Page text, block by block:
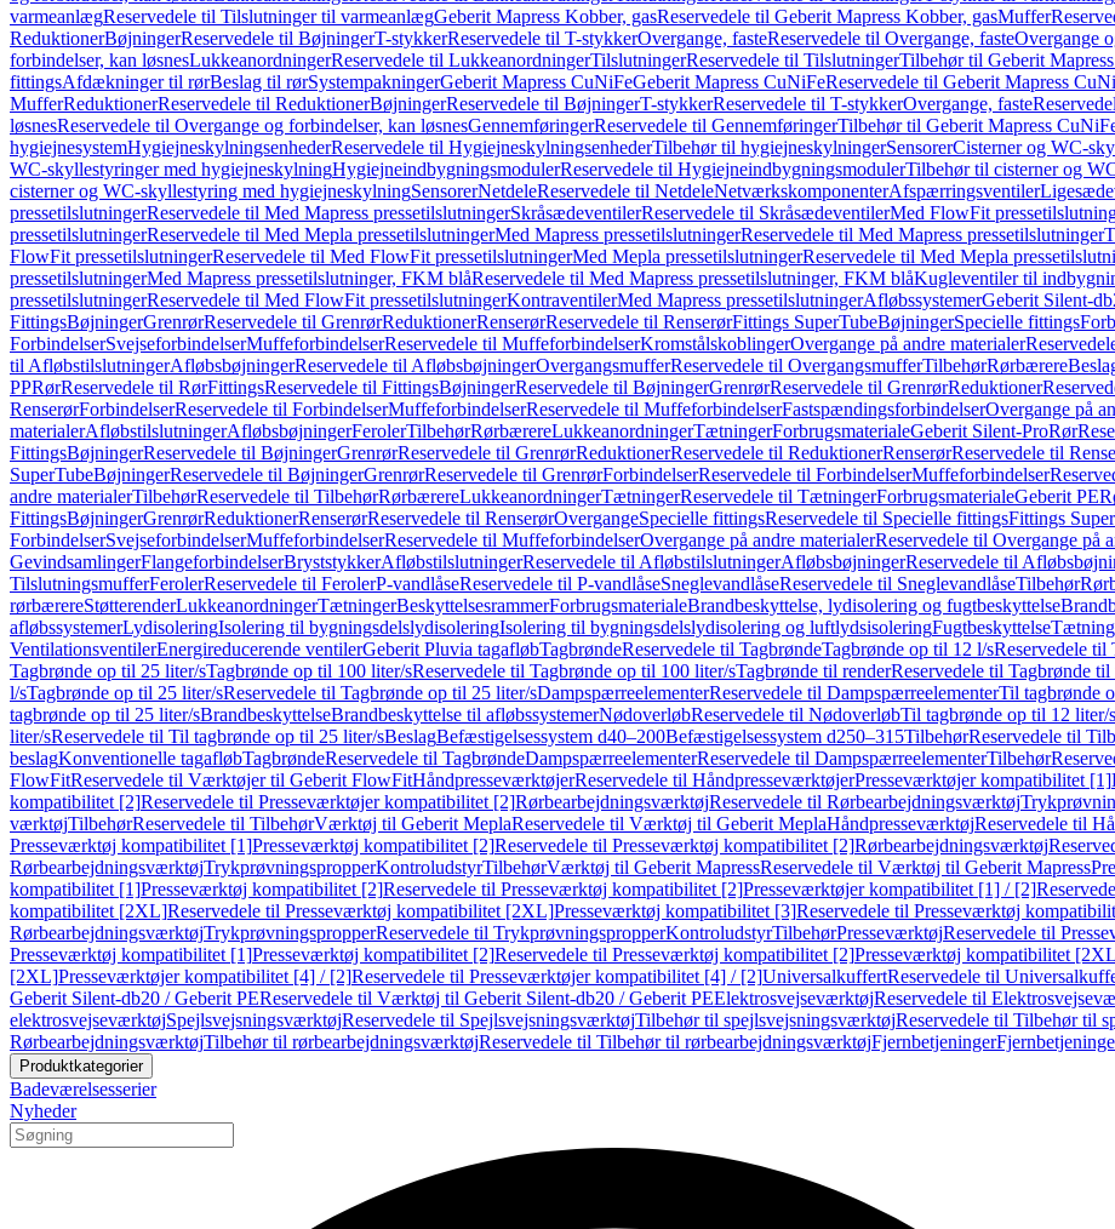
varmeanlægReservedele til Tilslutninger til varmeanlægGeberit Mapress Kobber, gasReservedele til Geberit Mapress Kobber, gasMuffer
ReduktionerBøjningerReservedele til BøjningerT-stykkerReservedele til T-stykkerOvergange, fasteReservedele til Overgange, fasteOvergange
forbindelser, kan løsnesLukkeanordningerReservedele til LukkeanordningerTilslutningerReservedele til TilslutningerTilbehør til Geberit
fittingsAfdækninger til rørBeslag til rørSystempakningerGeberit Mapress CuNiFeGeberit Mapress CuNiFeReservedele til Geberit Mapress
MufferReduktionerReservedele til ReduktionerBøjningerReservedele til BøjningerT-stykkerReservedele til T-stykkerOvergange, faste
løsnesReservedele til Overgange og forbindelser, kan løsnesGennemføringerReservedele til GennemføringerTilbehør til Geberit Mapress
hygiejnesystemHygiejneskylningsenhederReservedele til HygiejneskylningsenhederTilbehør til hygiejneskylningerSensorerCisterner og WC-
WC-skyllestyringer med hygiejneskylningHygiejneindbygningsmodulerReservedele til HygiejneindbygningsmodulerTilbehør til cisterner og
cisterner og WC-skyllestyring med hygiejneskylningSensorerNetdeleReservedele til NetdeleNetværkskomponenterAfspærringsventiler
pressetilslutningerReservedele til Med Mapress pressetilslutningerSkråsædeventilerReservedele til SkråsædeventilerMed FlowFit
pressetilslutningerReservedele til Med Mepla pressetilslutningerMed Mapress pressetilslutningerReservedele til Med Mapress pressetilslutninger
FlowFit pressetilslutningerReservedele til Med FlowFit pressetilslutningerMed Mepla pressetilslutningerReservedele til Med Mepla
pressetilslutningerMed Mapress pressetilslutninger, FKM blåReservedele til Med Mapress pressetilslutninger, FKM blåKugleventiler til
pressetilslutningerReservedele til Med FlowFit pressetilslutningerKontraventilerMed Mapress pressetilslutningerAfløbssystemerGeberit Silent-
FittingsBøjningerGrenrørReservedele til GrenrørReduktionerRenserørReservedele til RenserørFittings SuperTubeBøjningerSpecielle fittings
ForbindelserSvejseforbindelserMuffeforbindelserReservedele til MuffeforbindelserKromstålskoblingerOvergange på andre materialer
til AfløbstilslutningerAfløbsbøjningerReservedele til AfløbsbøjningerOvergangsmufferReservedele til OvergangsmufferTilbehørRørbærere
PPRørReservedele til RørFittingsReservedele til FittingsBøjningerReservedele til BøjningerGrenrørReservedele til GrenrørReduktioner
RenserørForbindelserReservedele til ForbindelserMuffeforbindelserReservedele til MuffeforbindelserFastspændingsforbindelserOvergange på
materialerAfløbstilslutningerAfløbsbøjningerFerolerTilbehørRørbærereLukkeanordningerTætningerForbrugsmaterialeGeberit Silent-ProRør
FittingsBøjningerReservedele til BøjningerGrenrørReservedele til GrenrørReduktionerReservedele til ReduktionerRenserørReservedele til
SuperTubeBøjningerReservedele til BøjningerGrenrørReservedele til GrenrørForbindelserReservedele til ForbindelserMuffeforbindelser
andre materialerTilbehørReservedele til TilbehørRørbærereLukkeanordningerTætningerReservedele til TætningerForbrugsmaterialeGeberit PE
FittingsBøjningerGrenrørReduktionerRenserørReservedele til RenserørOvergangeSpecielle fittingsReservedele til Specielle fittingsFittings
ForbindelserSvejseforbindelserMuffeforbindelserReservedele til MuffeforbindelserOvergange på andre materialerReservedele til Overgange på
GevindsamlingerFlangeforbindelserBryststykkerAfløbstilslutningerReservedele til AfløbstilslutningerAfløbsbøjningerReservedele til
TilslutningsmufferFerolerReservedele til FerolerP-vandlåseReservedele til P-vandlåseSneglevandlåseReservedele til SneglevandlåseTilbehør
rørbærereStøtterenderLukkeanordningerTætningerBeskyttelsesrammerForbrugsmaterialeBrandbeskyttelse, lydisolering og fugtbeskyttelse
afløbssystemerLydisoleringIsolering til bygningsdelslydisoleringIsolering til bygningsdelslydisolering og luftlydsisoleringFugtbeskyttelse
VentilationsventilerEnergireducerende ventilerGeberit Pluvia tagafløbTagbrøndeReservedele til TagbrøndeTagbrønde op til 12 l/sReservedele til
Tagbrønde op til 25 liter/sTagbrønde op til 100 liter/sReservedele til Tagbrønde op til 100 liter/sTagbrønde til renderReservedele til Tagbrønde til
l/sTagbrønde op til 25 liter/sReservedele til Tagbrønde op til 25 liter/sDampspærreelementerReservedele til DampspærreelementerTil tagbrønde
tagbrønde op til 25 liter/sBrandbeskyttelseBrandbeskyttelse til afløbssystemerNødoverløbReservedele til NødoverløbTil tagbrønde op til 12 liter/s
liter/sReservedele til Til tagbrønde op til 25 liter/sBeslagBefæstigelsessystem d40–200Befæstigelsessystem d250–315TilbehørReservedele til
beslagKonventionelle tagafløbTagbrøndeReservedele til TagbrøndeDampspærreelementerReservedele til DampspærreelementerTilbehør
FlowFitReservedele til Værktøjer til Geberit FlowFitHåndpresseværktøjerReservedele til HåndpresseværktøjerPresseværktøjer kompatibilitet [1]
kompatibilitet [2]Reservedele til Presseværktøjer kompatibilitet [2]RørbearbejdningsværktøjReservedele til Rørbearbejdningsværktøj
værktøjTilbehørReservedele til TilbehørVærktøj til Geberit MeplaReservedele til Værktøj til Geberit MeplaHåndpresseværktøjReservedele til
Presseværktøj kompatibilitet [1]Presseværktøj kompatibilitet [2]Reservedele til Presseværktøj kompatibilitet [2]Rørbearbejdningsværktøj
RørbearbejdningsværktøjTrykprøvningspropperKontroludstyrTilbehørVærktøj til Geberit MapressReservedele til Værktøj til Geberit Mapress
kompatibilitet [1]Presseværktøj kompatibilitet [2]Reservedele til Presseværktøj kompatibilitet [2]Presseværktøjer kompatibilitet [1] / [2]
kompatibilitet [2XL]Reservedele til Presseværktøj kompatibilitet [2XL]Presseværktøj kompatibilitet [3]Reservedele til Presseværktøj
RørbearbejdningsværktøjTrykprøvningspropperReservedele til TrykprøvningspropperKontroludstyrTilbehørPresseværktøjReservedele til
Presseværktøj kompatibilitet [1]Presseværktøj kompatibilitet [2]Reservedele til Presseværktøj kompatibilitet [2]Presseværktøj kompatibilitet
[2XL]Presseværktøjer kompatibilitet [4] / [2]Reservedele til Presseværktøjer kompatibilitet [4] / [2]UniversalkuffertReservedele til
Geberit Silent-db20 / Geberit PEReservedele til Værktøj til Geberit Silent-db20 / Geberit PEElektrosvejseværktøjReservedele til
elektrosvejseværktøjSpejlsvejsningsværktøjReservedele til SpejlsvejsningsværktøjTilbehør til spejlsvejsningsværktøjReservedele til Tilbehør til
RørbearbejdningsværktøjTilbehør til rørbearbejdningsværktøjReservedele til Tilbehør til rørbearbejdningsværktøjFjernbetjeninger
Produktkategorier
Badeværelsesserier
Nyheder